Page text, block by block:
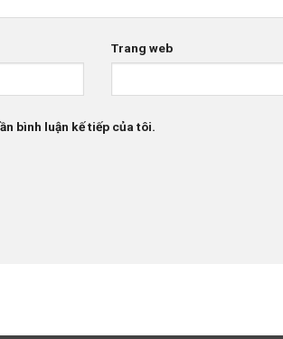
Trang web
bình luận kế tiếp của tôi.